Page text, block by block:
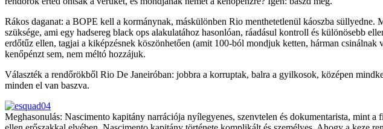
Rákos daganat: a BOPE kell a kormánynak, máskülönben Rio menthetetlenül káoszba
szüksége, ami egy hadsereg black ops alakulatához hasonlóan, ráadásul kontroll és különösebb
erdőtűz ellen, tagjai a kiképzésnek köszönhetően (amit 100-ból mondjuk ketten, hárman
kenőpénzt sem, nem méltó hozzájuk.
Választék a rendőrökből Rio De Janeiróban: jobbra a korruptak, balra a gyilkosok, középen
minden el van baszva.
Meghasonulás: Nascimento kapitány narrációja nyílegyenes, szenvtelen és dokumentarista, mint